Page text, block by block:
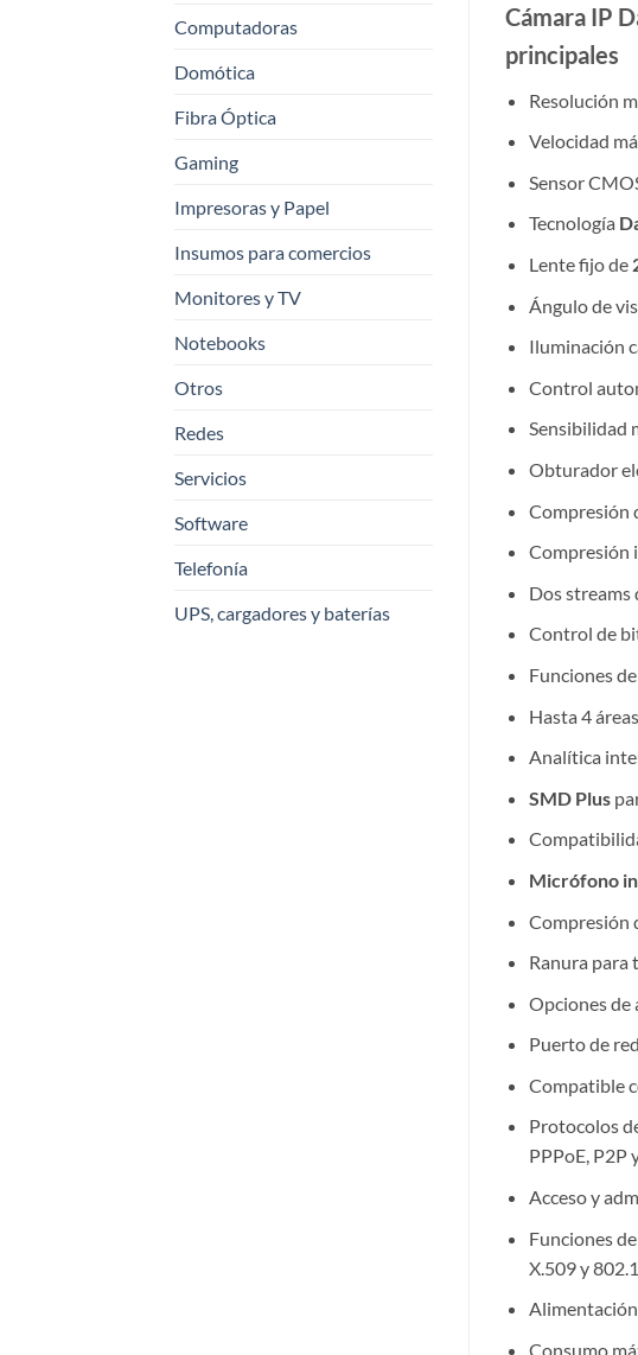
Computadoras
Domótica
Fibra Óptica
Gaming
Impresoras y Papel
Insumos para comercios
Monitores y TV
Notebooks
Otros
Redes
Servicios
Software
Telefonía
UPS, cargadores y baterías
Cámara IP
principales
Resolución
Velocidad
Sensor
Tecnología
Lente fijo de
Ángulo de
Iluminación
Control
Sensibilidad
Obturador
Compresión
Dos streams
Control de
Funciones
Hasta 4
Analítica
SMD Plus
Micrófono
Compresión
Ranura para
Opciones de
Puerto de red
Compatible
Protocolos
PPPoE, P2P
Acceso y
Funciones
X.509 y
Consumo